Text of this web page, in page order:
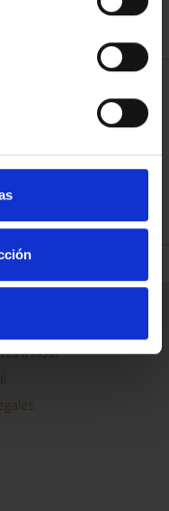
(FAQs)